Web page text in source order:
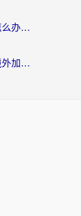
在国外玩魔兽世界怀旧服延迟高怎么办？老玩家亲测有效的加速器选择指南
海外玩跑跑卡丁车总掉线？这份境外加速指南帮你零延迟漂移！